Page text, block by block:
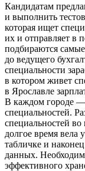
Кандидатам
и выполнить
которая ищет
их и отправляет в
подбираются
до ведущего
специальности
в котором живет
в Ярославле
В каждом городе —
специальностей.
специальностей
долгое время вела
табличке и
данных.
эффективного